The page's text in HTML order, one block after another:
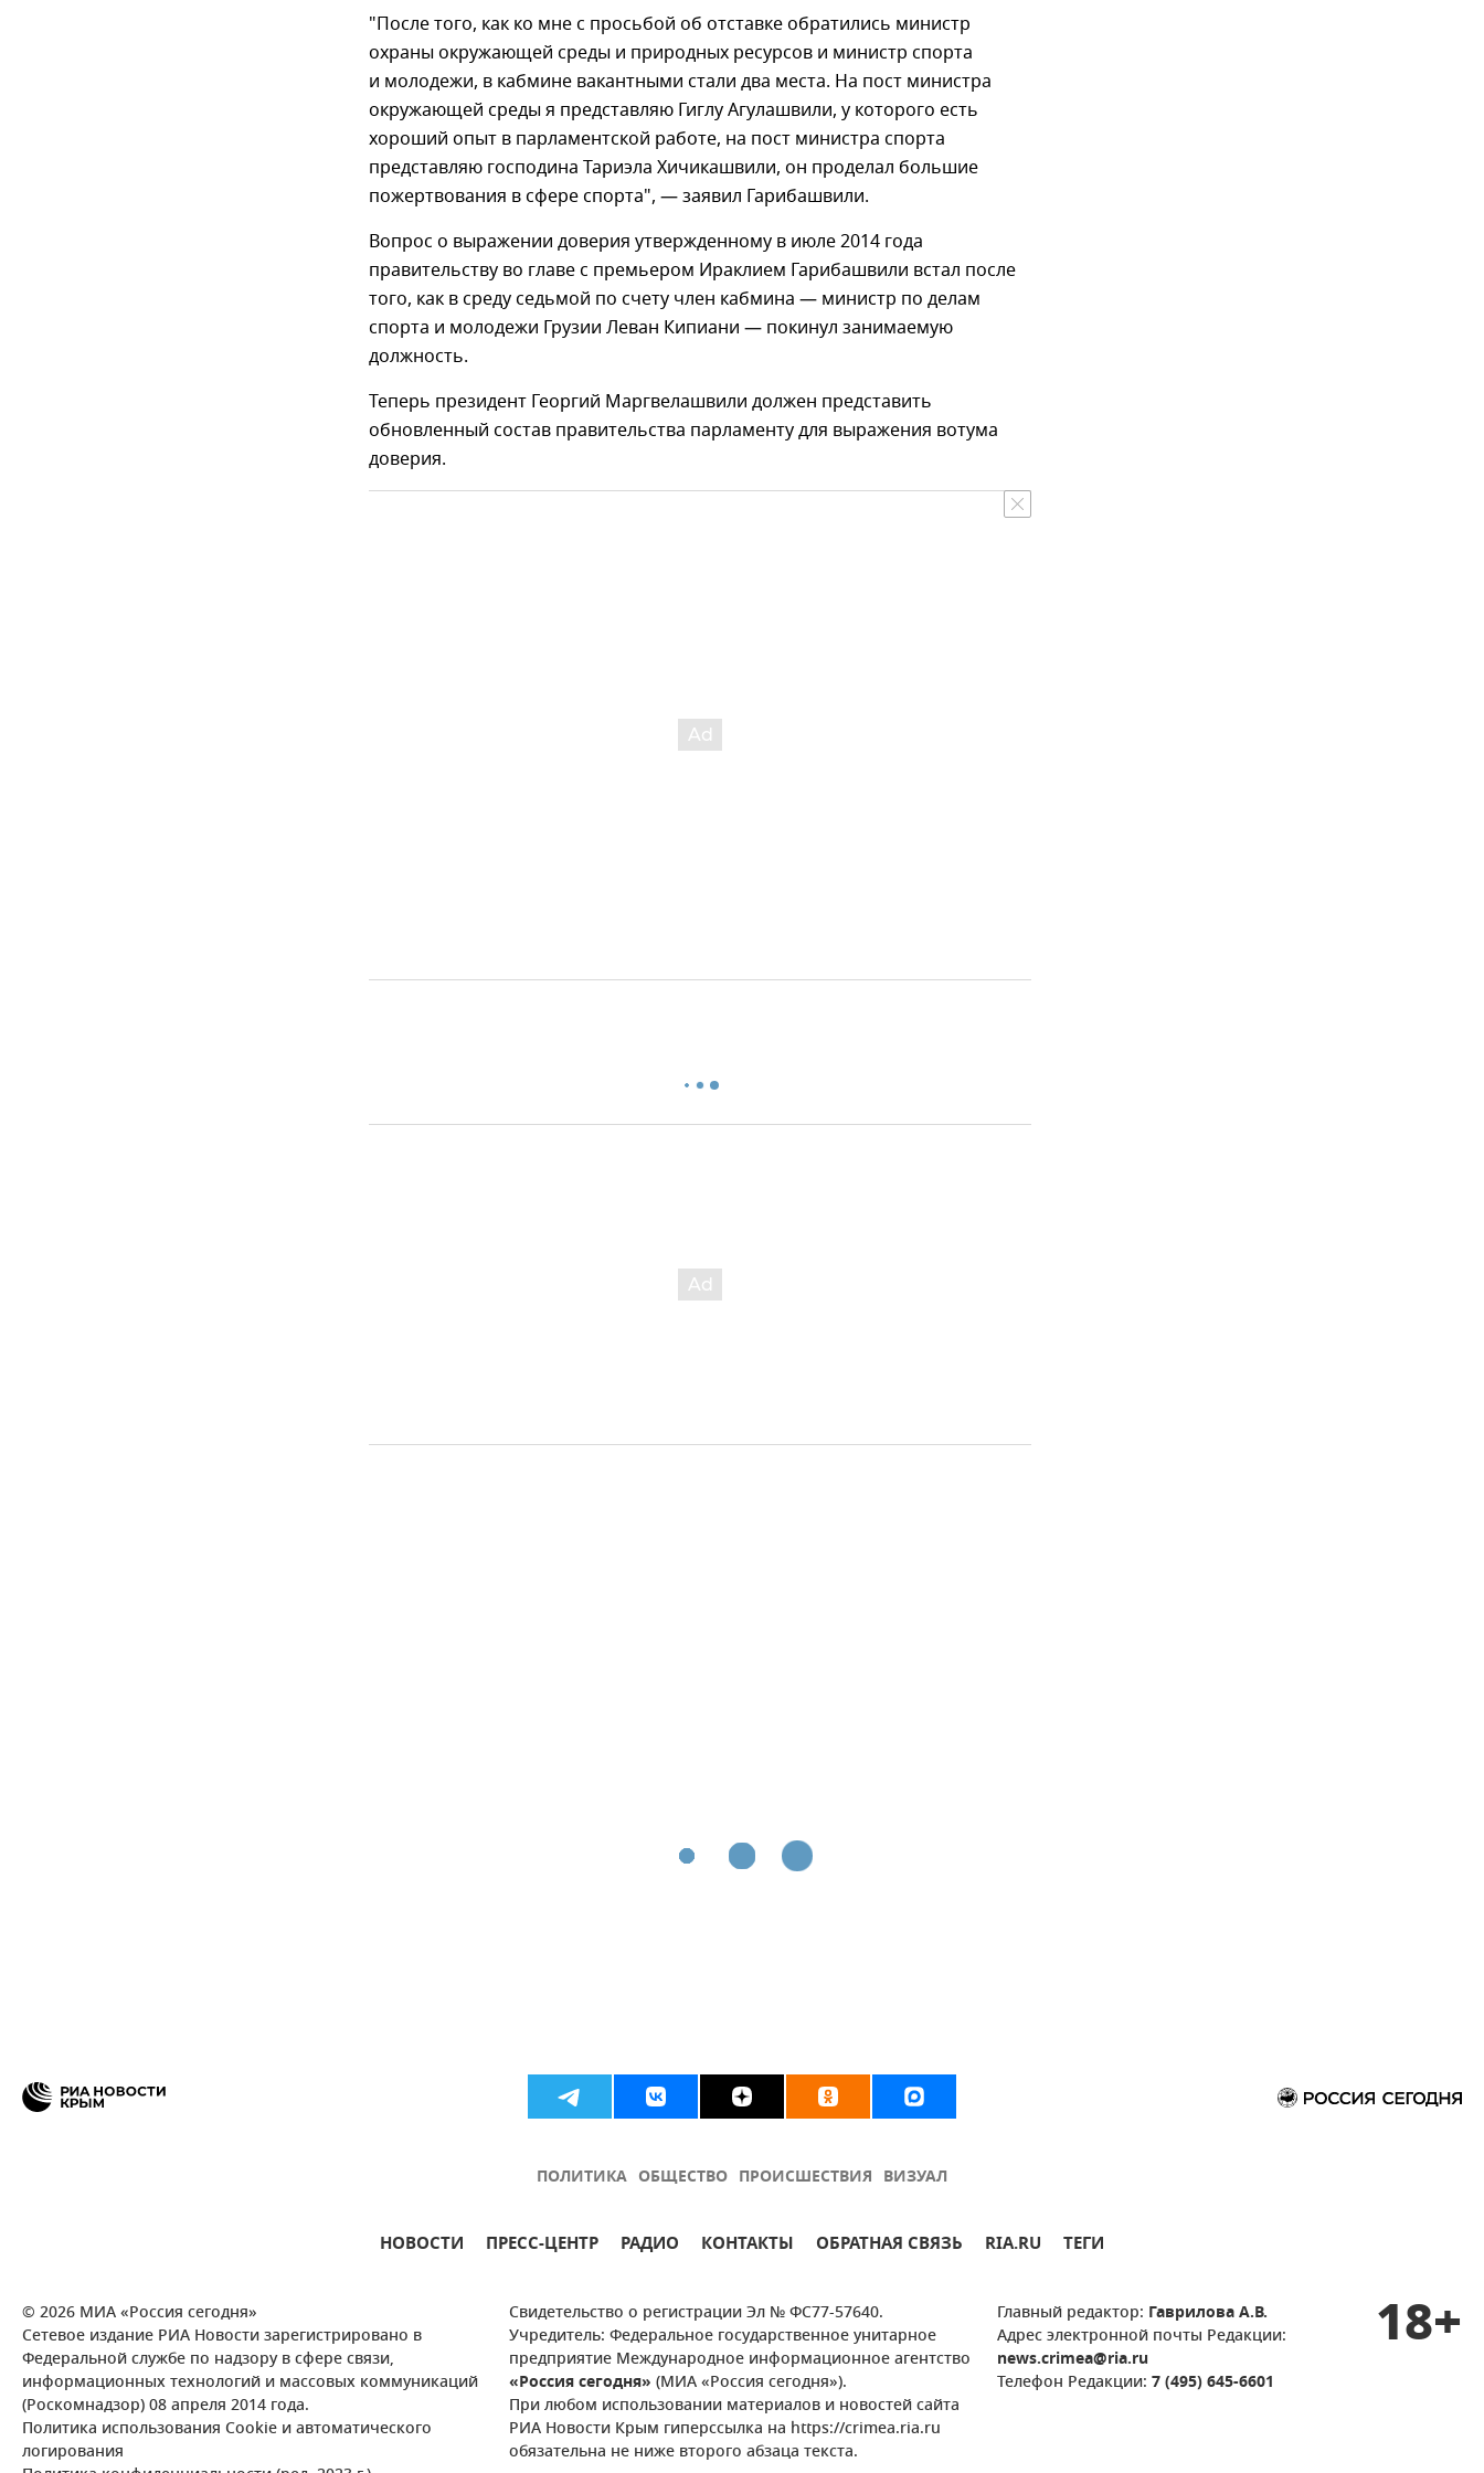
"После того, как ко мне с просьбой об отставке обратились министр
охраны окружающей среды и природных ресурсов и министр спорта
и молодежи, в кабмине вакантными стали два места. На пост министра
окружающей среды я представляю Гиглу Агулашвили, у которого есть
хороший опыт в парламентской работе, на пост министра спорта
представляю господина Тариэла Хичикашвили, он проделал большие
пожертвования в сфере спорта", — заявил Гарибашвили.
Вопрос о выражении доверия утвержденному в июле 2014 года
правительству во главе с премьером Ираклием Гарибашвили встал после
того, как в среду седьмой по счету член кабмина — министр по делам
спорта и молодежи Грузии Леван Кипиани — покинул занимаемую
должность.
Теперь президент Георгий Маргвелашвили должен представить
обновленный состав правительства парламенту для выражения вотума
доверия.
ПОЛИТИКА ОБЩЕСТВО ПРОИСШЕСТВИЯ ВИЗУАЛ
НОВОСТИ ПРЕСС-ЦЕНТР РАДИО КОНТАКТЫ ОБРАТНАЯ СВЯЗЬ RIA.RU ТЕГИ
© 2026 МИА «Россия сегодня»
Сетевое издание РИА Новости зарегистрировано в
Федеральной службе по надзору в сфере связи,
информационных технологий и массовых коммуникаций
(Роскомнадзор) 08 апреля 2014 года.
Политика использования Cookie и автоматического
логирования
Свидетельство о регистрации Эл № ФС77-57640.
Учредитель: Федеральное государственное унитарное
предприятие Международное информационное агентство
«Россия сегодня» (МИА «Россия сегодня»).
При любом использовании материалов и новостей сайта
РИА Новости Крым гиперссылка на https://crimea.ria.ru
обязательна не ниже второго абзаца текста.
Главный редактор: Гаврилова А.В.
Адрес электронной почты Редакции:
news.crimea@ria.ru
Телефон Редакции: 7 (495) 645-6601
18+